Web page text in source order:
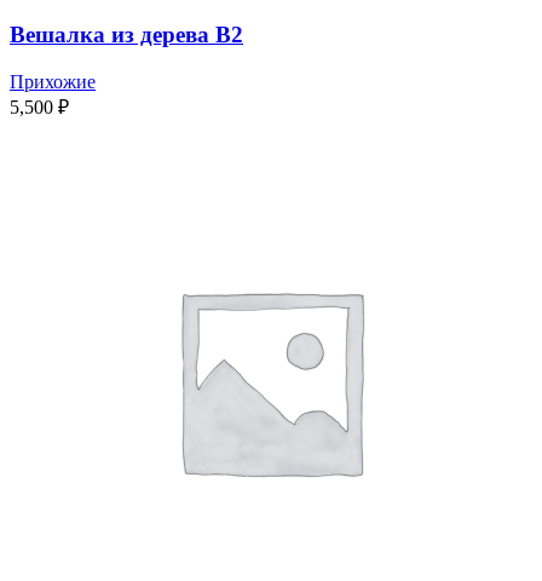
Вешалка из дерева В2
Прихожие
5,500 ₽